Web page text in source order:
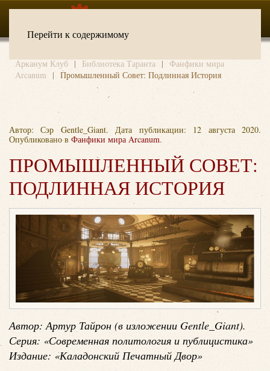
Перейти к содержимому
Арканум Клуб Библиотека Таранта
Фанфики мира
Arcanum
Промышленный Совет: Подлинная История
Автор: Сэр Gentle_Giant. Дата публикации: 12 августа 2020.
Опубликовано в Фанфики мира Arcanum.
ПРОМЫШЛЕННЫЙ СОВЕТ:
ПОДЛИННАЯ ИСТОРИЯ
Автор: Артур Тайрон (в изложении Gentle_Giant).
Серия: «Современная политология и публицистика»
Издание: «Каладонский Печатный Двор»